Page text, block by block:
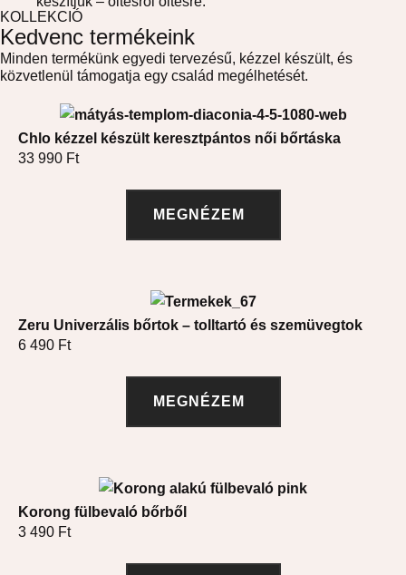
KOLLEKCIÓ
Kedvenc termékeink
Minden termékünk egyedi tervezésű, kézzel készült, és
közvetlenül támogatja egy család megélhetését.
Chlo kézzel készült keresztpántos női bőrtáska
33 990 Ft
MEGNÉZEM
Zeru Univerzális bőrtok – tolltartó és szemüvegtok
6 490 Ft
MEGNÉZEM
Korong fülbevaló bőrből
3 490 Ft